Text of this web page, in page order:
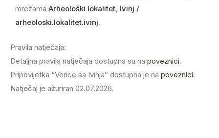
mrežamaArheološki lokalitet, Ivinj /
arheoloski.lokalitet.ivinj.
Pravila natječaja:
Detaljna pravila natječaja dostupna su napoveznici.
Pripovijetka “Verice sa Ivinja” dostupna je napoveznici.
Natječaj je ažuriran 02.07.2026.